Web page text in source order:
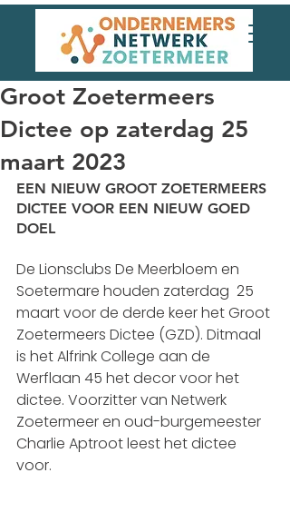
Groot Zoetermeers
Dictee op zaterdag 25
maart 2023
EEN NIEUW GROOT ZOETERMEERS
DICTEE VOOR EEN NIEUW GOED
DOEL
De Lionsclubs De Meerbloem en
Soetermare houden zaterdag  25
maart voor de derde keer het Groot
Zoetermeers Dictee (GZD). Ditmaal
is het Alfrink College aan de
Werflaan 45 het decor voor het
dictee. Voorzitter van Netwerk
Zoetermeer en oud-burgemeester
Charlie Aptroot leest het dictee
voor.